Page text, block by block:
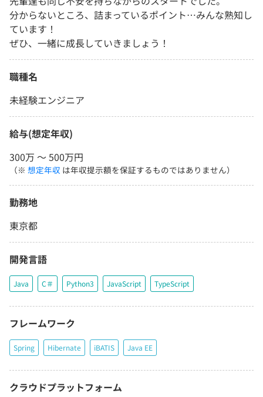
分からないところ、詰まっているポイント…みんな熟知し
ています！
ぜひ、一緒に成長していきましょう！
職種名
未経験エンジニア
給与(想定年収)
300万 〜 500万円
（※ 想定年収 は年収提示額を保証するものではありません）
勤務地
東京都
開発言語
Java C＃ Python3 JavaScript TypeScript
フレームワーク
Spring Hibernate iBATIS Java EE
クラウドプラットフォーム